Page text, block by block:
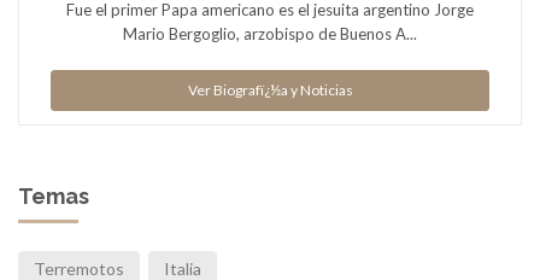
Fue el primer Papa americano es el jesuita argentino Jorge
Mario Bergoglio, arzobispo de Buenos A...
Ver Biografï¿½a y Noticias
Temas
Terremotos Italia